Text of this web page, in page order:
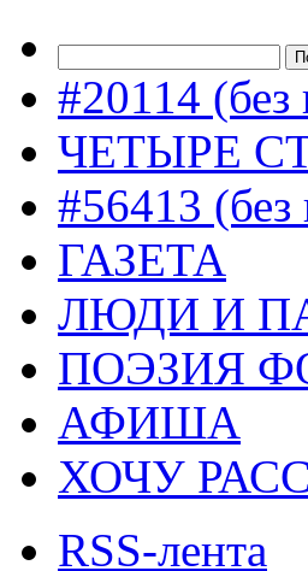
#20114 (без
ЧЕТЫРЕ
#56413 (без
ГАЗЕТА
ЛЮДИ И
ПОЭЗИЯ
АФИША
ХОЧУ
RSS-лента